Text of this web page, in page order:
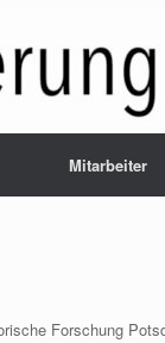
Mitarbeiter
Forschung